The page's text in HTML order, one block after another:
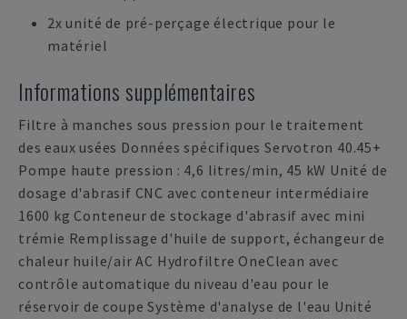
2x unité de pré-perçage électrique pour le
matériel
Informations supplémentaires
Filtre à manches sous pression pour le traitement
des eaux usées Données spécifiques Servotron 40.45+
Pompe haute pression : 4,6 litres/min, 45 kW Unité de
dosage d'abrasif CNC avec conteneur intermédiaire
1600 kg Conteneur de stockage d'abrasif avec mini
trémie Remplissage d'huile de support, échangeur de
chaleur huile/air AC Hydrofiltre OneClean avec
contrôle automatique du niveau d'eau pour le
réservoir de coupe Système d'analyse de l'eau Unité